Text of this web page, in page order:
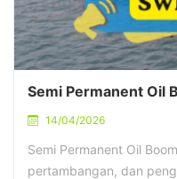
Semi Permanent Oil
14/04/2026
Semi Permanent Oil
pertambangan, dan